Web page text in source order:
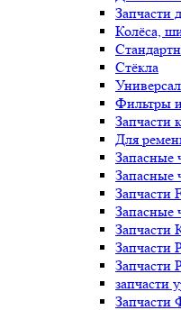
Запчасти
Колёса,
Стёкла
Фильтры
Запчасти
Для
Запасные
Запасные
Запчасти
Запасные
Запчасти
Запчасти
Запчасти
запчасти
Запчасти